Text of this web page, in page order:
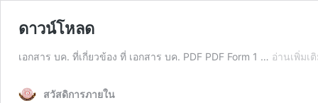
ดาวน์โหลด
เอกสาร บค. ที่เกี่ยวข้อง ที่ เอกสาร บค. PDF PDF Form 1 … อ่านเพิ่มเ
สวัสดิการภายใน